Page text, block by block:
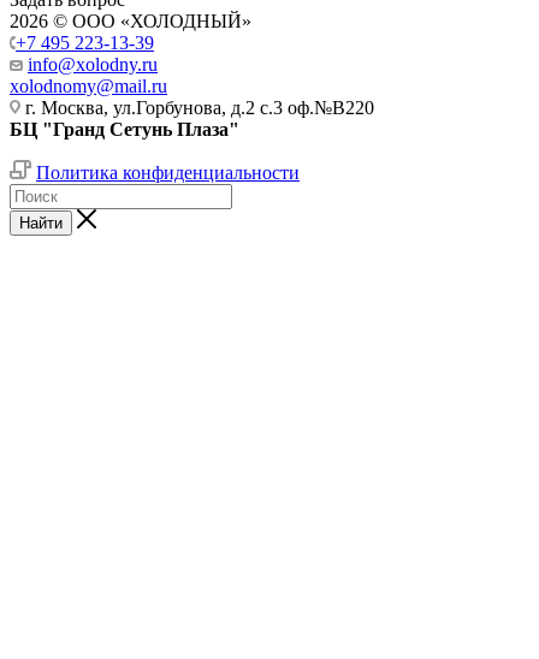
2026 © ООО «ХОЛОДНЫЙ»
+7 495 223-13-39
info@xolodny.ru
xolodnomy@mail.ru
г. Москва, ул.Горбунова, д.2 с.3 оф.№В220
БЦ "Гранд Сетунь Плаза"
Политика конфиденциальности
Найти